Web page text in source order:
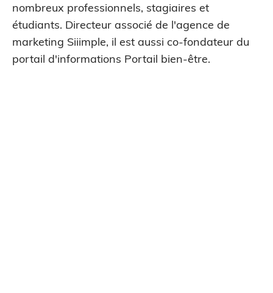
nombreux professionnels, stagiaires et
étudiants. Directeur associé de l'agence de
marketing Siiimple, il est aussi co-fondateur du
portail d'informations Portail bien-être.